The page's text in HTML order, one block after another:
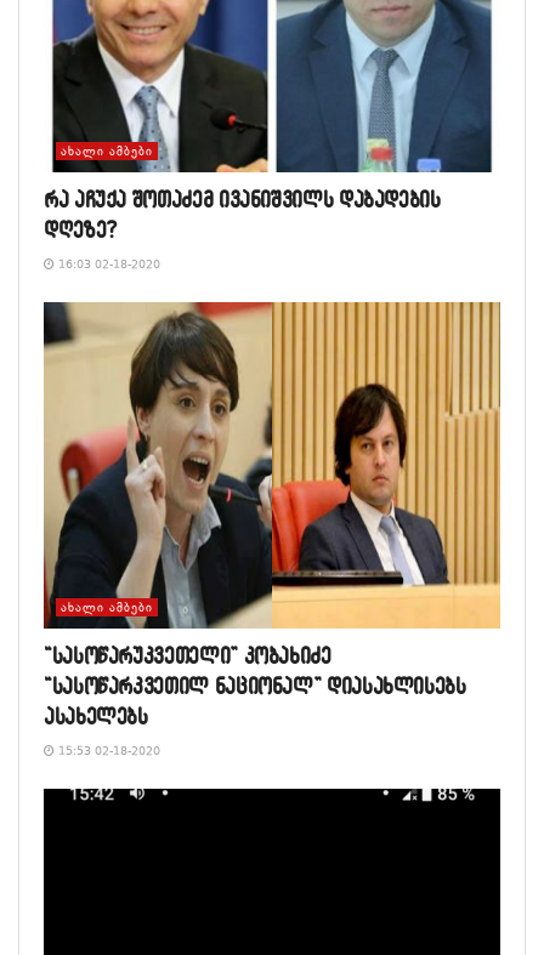
ᲐᲮᲐᲚᲘ ᲐᲛᲑᲔᲑᲘ
რა აჩუქა შოთაძემ ივანიშვილს დაბადების
დღეზე?
16:03 02-18-2020
ᲐᲮᲐᲚᲘ ᲐᲛᲑᲔᲑᲘ
“სასოწარუკვეთელი” კობახიძე
“სასოწარკვეთილ ნაციონალ” დიასახლისებს
ასახელებს
15:53 02-18-2020